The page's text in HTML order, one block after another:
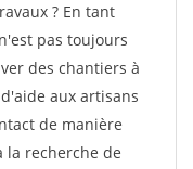
? En tant
pas toujours
des chantiers à
aux artisans
de manière
la recherche de